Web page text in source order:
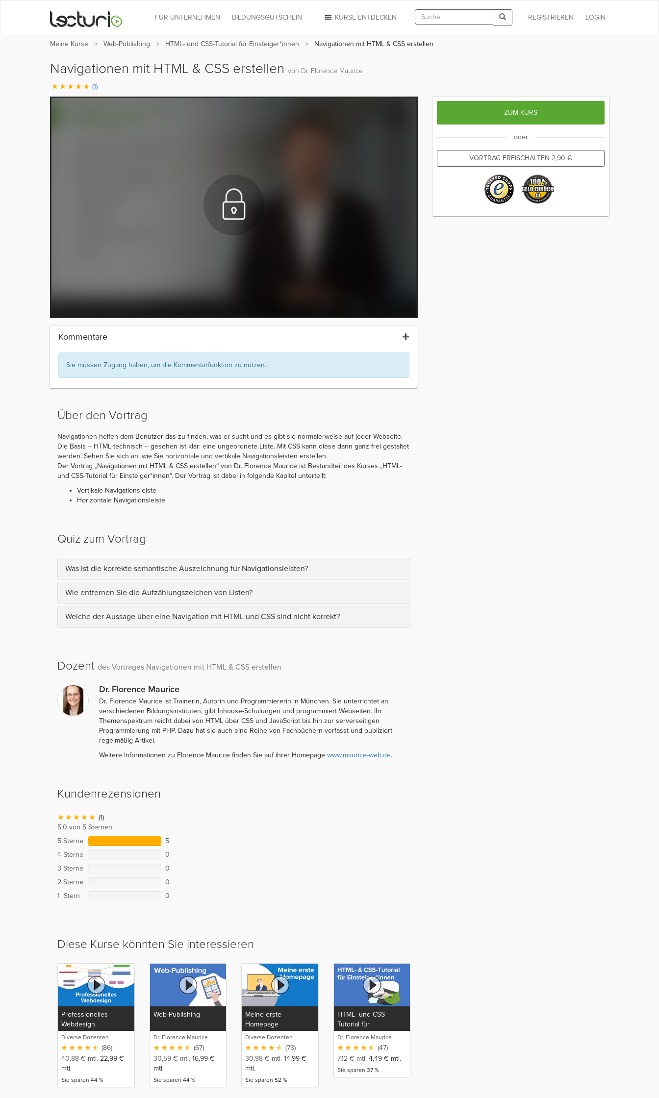
LOGIN
REGISTRIEREN
KURSE ENTDECKEN
FÜR UNTERNEHMEN BILDUNGSGUTSCHEIN
Meine Kurse Web-Publishing HTML- und CSS-Tutorial für Einsteiger*innen Navigationen mit HTML & CSS erstellen
Navigationen mit HTML & CSS erstellen von Dr. Florence Maurice
(1)
Kommentare
Sie müssen Zugang haben, um die Kommentarfunktion zu nutzen.
Über den Vortrag
Navigationen helfen dem Benutzer das zu finden, was er sucht und es gibt sie normalerweise auf jeder Webseite.
Die Basis – HTML-technisch – gesehen ist klar: eine ungeordnete Liste. Mit CSS kann diese dann ganz frei gestaltet
werden. Sehen Sie sich an, wie Sie horizontale und vertikale Navigationsleisten erstellen.
Der Vortrag „Navigationen mit HTML & CSS erstellen“ von Dr. Florence Maurice ist Bestandteil des Kurses „HTML-
und CSS-Tutorial für Einsteiger*innen“. Der Vortrag ist dabei in folgende Kapitel unterteilt:
Vertikale Navigationsleiste
Horizontale Navigationsleiste
Quiz zum Vortrag
Was ist die korrekte semantische Auszeichnung für Navigationsleisten?
Wie entfernen Sie die Aufzählungszeichen von Listen?
Welche der Aussage über eine Navigation mit HTML und CSS sind nicht korrekt?
Dozent des Vortrages Navigationen mit HTML & CSS erstellen
Dr. Florence Maurice
Dr. Florence Maurice ist Trainerin, Autorin und Programmiererin in München. Sie unterrichtet an
verschiedenen Bildungsinstituten, gibt Inhouse-Schulungen und programmiert Webseiten. Ihr
Themenspektrum reicht dabei von HTML über CSS und JavaScript bis hin zur serverseitigen
Programmierung mit PHP. Dazu hat sie auch eine Reihe von Fachbüchern verfasst und publiziert
regelmäßig Artikel.
Weitere Informationen zu Florence Maurice finden Sie auf ihrer Homepage www.maurice-web.de.
Kundenrezensionen
(1)
5,0 von 5 Sternen
5 Sterne
5
4 Sterne
0
3 Sterne
0
2 Sterne
0
1 Stern
0
Diese Kurse könnten Sie interessieren
Professionelles
Webdesign
Diverse Dozenten
(86)
40,88€mtl. 22,99 €
mtl.
Sie sparen 44 %
Web-Publishing
Dr. Florence Maurice
(67)
30,59€mtl. 16,99 €
mtl.
Sie sparen 44 %
Meine erste
Homepage
Diverse Dozenten
(73)
30,98€mtl. 14,99 €
mtl.
Sie sparen 52 %
HTML- und CSS-
Tutorial für
Einsteiger*innen
Dr. Florence Maurice
(47)
7,12€mtl. 4,49 € mtl.
Sie sparen 37 %
ZUM KURS
oder
VORTRAG FREISCHALTEN 2,90 €